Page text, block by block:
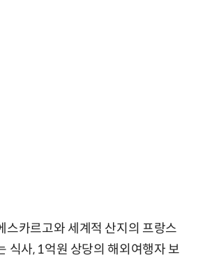
스카르고와 세계적 산지의 프랑스
식사, 1억원 상당의 해외여행자 보